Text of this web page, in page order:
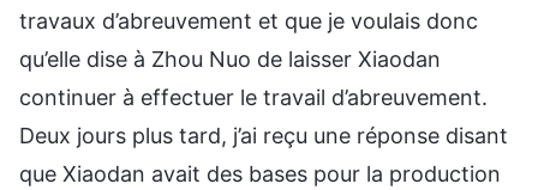
travaux d’abreuvement et que je voulais donc
qu’elle dise à Zhou Nuo de laisser Xiaodan
continuer à effectuer le travail d’abreuvement.
Deux jours plus tard, j’ai reçu une réponse disant
que Xiaodan avait des bases pour la production